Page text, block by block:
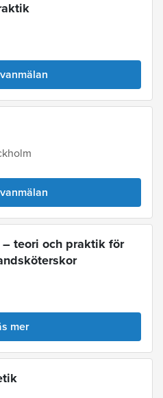
teori och praktik för
mer